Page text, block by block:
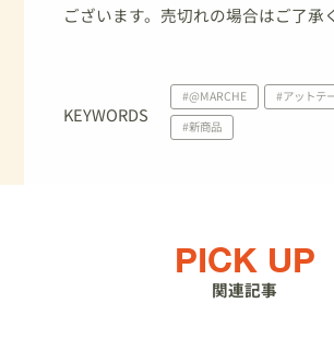
ございます。売切れの場合はご了承
KEYWORDS
#@MARCHE
#アットテ
#新商品
PICK UP
関連記事